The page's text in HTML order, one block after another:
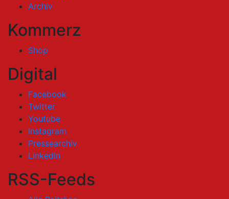
Archiv
Kommerz
Shop
Digital
Facebook
Twitter
Youtube
Instagram
Pressearchiv
LinkedIn
RSS-Feeds